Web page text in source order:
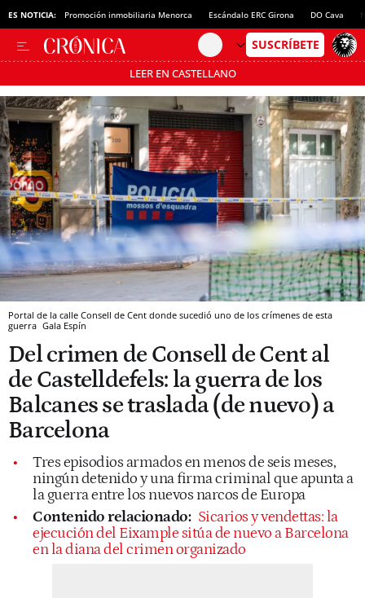
ES NOTICIA: Promoción inmobiliaria Menorca Escándalo ERC Girona DO Cava
LEER EN CASTELLANO
Pásate al MODO AHORRO
Portal de la calle Consell de Cent donde sucedió uno de los crímenes de esta
guerra Gala Espín
Del crimen de Consell de Cent al
de Castelldefels: la guerra de los
Balcanes se traslada (de nuevo) a
Barcelona
Tres episodios armados en menos de seis meses,
ningún detenido y una firma criminal que apunta a
la guerra entre los nuevos narcos de Europa
Contenido relacionado: Sicarios y vendettas: la
ejecución del Eixample sitúa de nuevo a Barcelona
en la diana del crimen organizado